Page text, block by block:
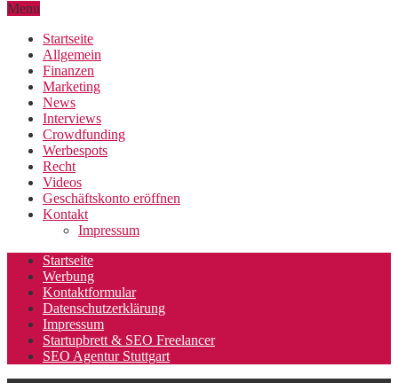
Menu
Startseite
Allgemein
Finanzen
Marketing
News
Interviews
Crowdfunding
Werbespots
Recht
Videos
Geschäftskonto eröffnen
Kontakt
Impressum
Startseite
Werbung
Kontaktformular
Datenschutzerklärung
Impressum
Startupbrett & SEO Freelancer
SEO Agentur Stuttgart